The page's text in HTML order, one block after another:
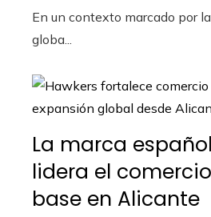
En un contexto marcado por
globa...
La marca
lidera el
base en Alicante